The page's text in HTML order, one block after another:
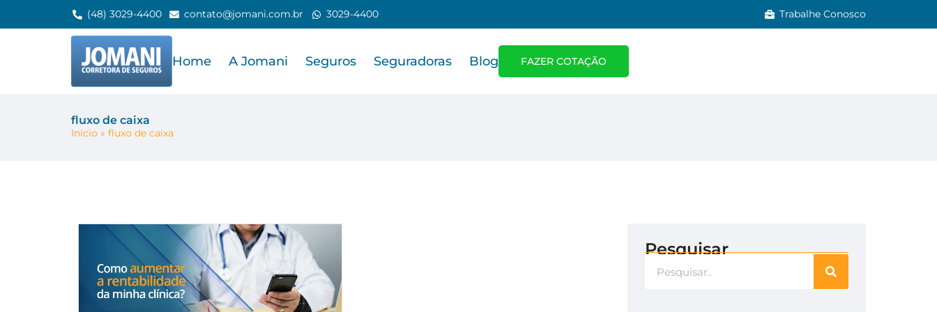
(48) 3029-4400 contato@jomani.com.br 3029-4400 Trabalhe Conosco
Home A Jomani Seguros Seguradoras Blog FAZER COTAÇÃO
fluxo de caixa
Início » fluxo de caixa
Pesquisar